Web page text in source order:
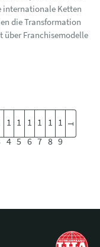
internationale Ketten
die Transformation
über Franchisemodelle
1
4
1
5
1
6
1
7
1
8
1
9